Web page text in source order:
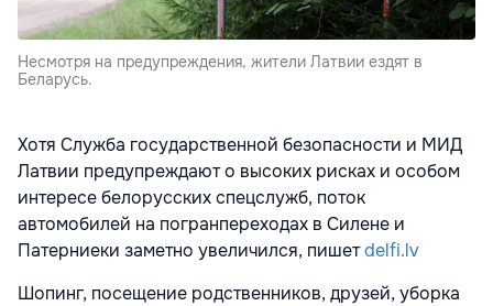
Несмотря на предупреждения, жители Латвии ездят в
Беларусь.
Хотя Служба государственной безопасности и МИД
Латвии предупреждают о высоких рисках и особом
интересе белорусских спецслужб, поток
автомобилей на погранпереходах в Силене и
Патерниеки заметно увеличился, пишетdelfi.lv
Шопинг, посещение родственников, друзей, уборка